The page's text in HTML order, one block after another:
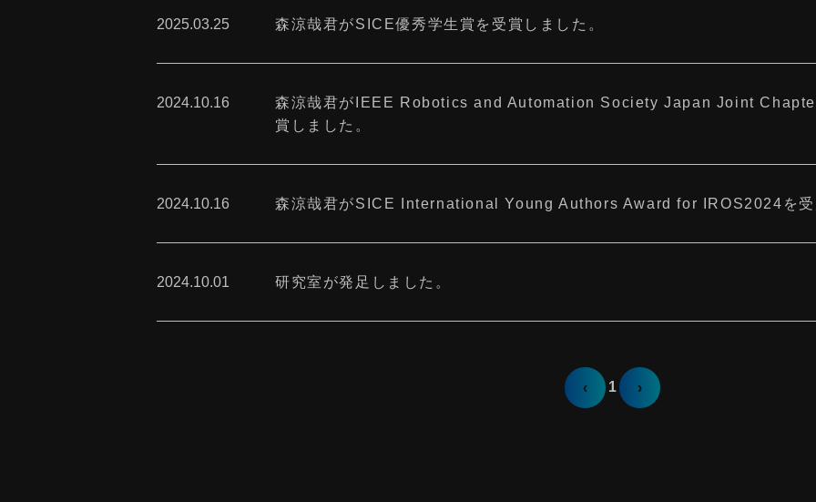
2025.03.25 森涼哉君がSICE優秀学生賞を受賞しました。
2024.10.16
森涼哉君がIEEE Robotics and Automation Society Japan Joint
賞しました。
2024.10.16 森涼哉君がSICE International Young Authors Award for IROS2024を受
2024.10.01 研究室が発足しました。
‹ 1 ›